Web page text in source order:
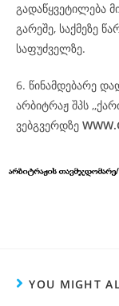
გადაწყვეტილება
გარეშე, საქმეზე
საფუძველზე.
6. წინამდებარე
არბიტრაჟ შპს
ვებგვერდზე
YOU MIGHT